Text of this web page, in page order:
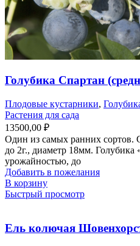
Голубика Спартан
Плодовые кустарники,
Растения для сада
13500,00 ₽
Один из самых ранних сортов.
до 2г., диаметр 18мм. Голубика
урожайностью, до
Добавить в пожелания
В корзину
Быстрый просмотр
Ель колючая